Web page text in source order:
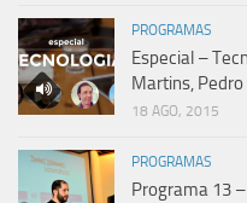
PROGRAMAS
Especial –
Martins,
18 AGO, 2015
PROGRAMAS
Programa 13